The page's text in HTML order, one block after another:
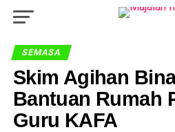
SEMASA
Skim Agihan
Bantuan Rumah
Guru KAFA